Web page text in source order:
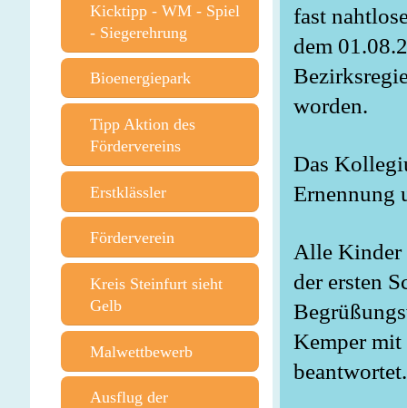
fast
dem
worden.
Das
Ernennung
Alle Kinder
der ersten
Kemper mit
Kicktipp - WM - Spiel
- Siegerehrung
Bioenergiepark
Tipp Aktion des
Fördervereins
Erstklässler
Förderverein
Kreis Steinfurt sieht
Gelb
Malwettbewerb
Ausflug der